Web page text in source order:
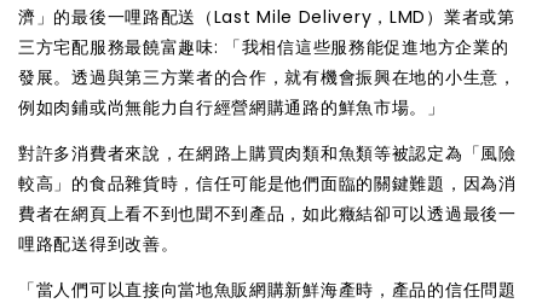
濟」的最後一哩路配送（Last Mile Delivery，LMD）業者或第
三方宅配服務最饒富趣味: 「我相信這些服務能促進地方企業的
發展。透過與第三方業者的合作，就有機會振興在地的小生意，
例如肉鋪或尚無能力自行經營網購通路的鮮魚市場。」
對許多消費者來說，在網路上購買肉類和魚類等被認定為「風險
較高」的食品雜貨時，信任可能是他們面臨的關鍵難題，因為消
費者在網頁上看不到也聞不到產品，如此癥結卻可以透過最後一
哩路配送得到改善。
「當人們可以直接向當地魚販網購新鮮海產時，產品的信任問題